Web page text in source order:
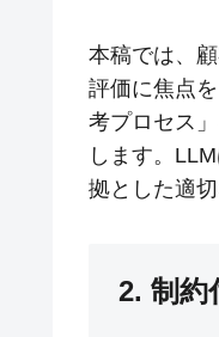
本稿では、
評価に焦点
考プロセス
します。
拠とした適
2. 制約